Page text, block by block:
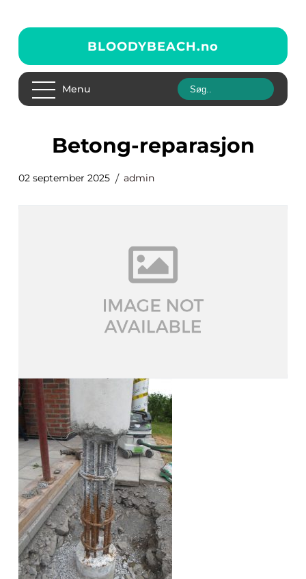
BLOODYBEACH.no
Menu
betong-reparasjon
02 september 2025 admin